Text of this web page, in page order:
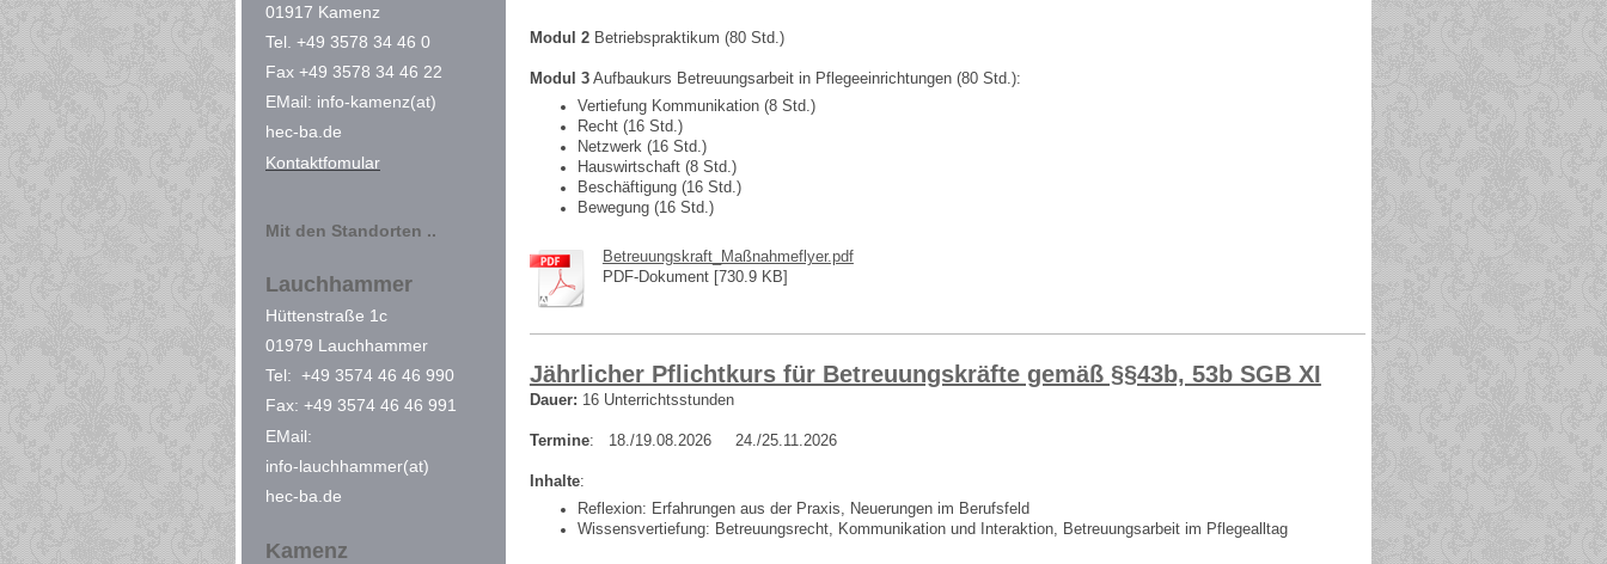
01917 Kamenz
Tel. +49 3578 34 46 0
Fax +49 3578 34 46 22
EMail: info-kamenz(at)
hec-ba.de
Kontaktfomular
Mit den Standorten ..
Lauchhammer
Hüttenstraße 1c
01979 Lauchhammer
Tel: +49 3574 46 46 990
Fax: +49 3574 46 46 991
EMail:
info-lauchhammer(at)
hec-ba.de
Kamenz
Modul 2Betriebspraktikum (80 Std.)
Modul 3Aufbaukurs Betreuungsarbeit in Pflegeeinrichtungen (80 Std.):
Vertiefung Kommunikation (8 Std.)
Recht (16 Std.)
Netzwerk (16 Std.)
Hauswirtschaft (8 Std.)
Beschäftigung (16 Std.)
Bewegung (16 Std.)
Betreuungskraft_Maßnahmeflyer.pdf
PDF-Dokument [730.9 KB]
Jährlicher Pflichtkurs für Betreuungskräfte gemäß §§43b, 53b SGB XI
Dauer: 16 Unterrichtsstunden
Termine: 18./19.08.2026 24./25.11.2026
Inhalte:
Reflexion: Erfahrungen aus der Praxis, Neuerungen im Berufsfeld
Wissensvertiefung: Betreuungsrecht, Kommunikation und Interaktion, Betreuungsarbeit im Pflegealltag